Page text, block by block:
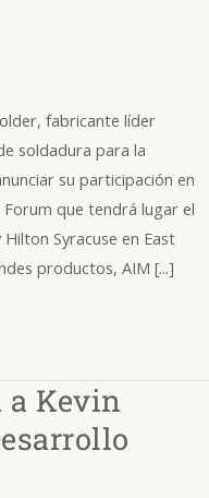
fabricante líder
soldadura para la
su participación en
que tendrá lugar el
Syracuse en East
productos, AIM [...]
a Kevin